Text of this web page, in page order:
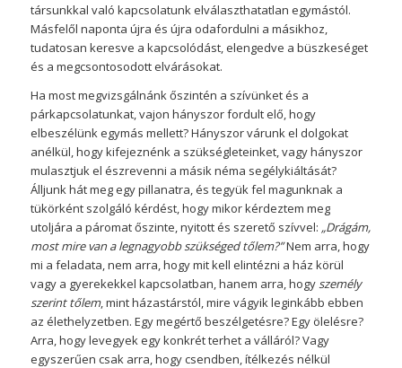
társunkkal való kapcsolatunk elválaszthatatlan egymástól.
Másfelől naponta újra és újra odafordulni a másikhoz,
tudatosan keresve a kapcsolódást, elengedve a büszkeséget
és a megcsontosodott elvárásokat.
Ha most megvizsgálnánk őszintén a szívünket és a
párkapcsolatunkat, vajon hányszor fordult elő, hogy
elbeszélünk egymás mellett? Hányszor várunk el dolgokat
anélkül, hogy kifejeznénk a szükségleteinket, vagy hányszor
mulasztjuk el észrevenni a másik néma segélykiáltását?
Álljunk hát meg egy pillanatra, és tegyük fel magunknak a
tükörként szolgáló kérdést, hogy mikor kérdeztem meg
utoljára a páromat őszinte, nyitott és szerető szívvel: „Drágám,
most mire van a legnagyobb szükséged tőlem?”Nem arra, hogy
mi a feladata, nem arra, hogy mit kell elintézni a ház körül
vagy a gyerekekkel kapcsolatban, hanem arra, hogyszemély
szerint tőlem, mint házastárstól, mire vágyik leginkább ebben
az élethelyzetben. Egy megértő beszélgetésre? Egy ölelésre?
Arra, hogy levegyek egy konkrét terhet a válláról? Vagy
egyszerűen csak arra, hogy csendben, ítélkezés nélkül